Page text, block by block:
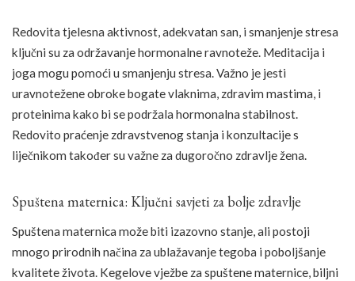
Redovita tjelesna aktivnost, adekvatan san, i smanjenje stresa
ključni su za održavanje hormonalne ravnoteže. Meditacija i
joga mogu pomoći u smanjenju stresa. Važno je jesti
uravnotežene obroke bogate vlaknima, zdravim mastima, i
proteinima kako bi se podržala hormonalna stabilnost.
Redovito praćenje zdravstvenog stanja i konzultacije s
liječnikom također su važne za dugoročno zdravlje žena.
Spuštena maternica: Ključni savjeti za bolje zdravlje
Spuštena maternica može biti izazovno stanje, ali postoji
mnogo prirodnih načina za ublažavanje tegoba i poboljšanje
kvalitete života. Kegelove vježbe za spuštene maternice, biljni